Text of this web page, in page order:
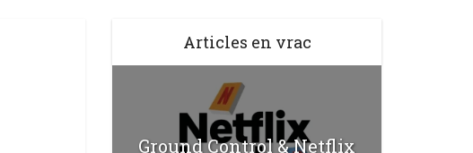
Articles en vrac
Ground Control & Netflix